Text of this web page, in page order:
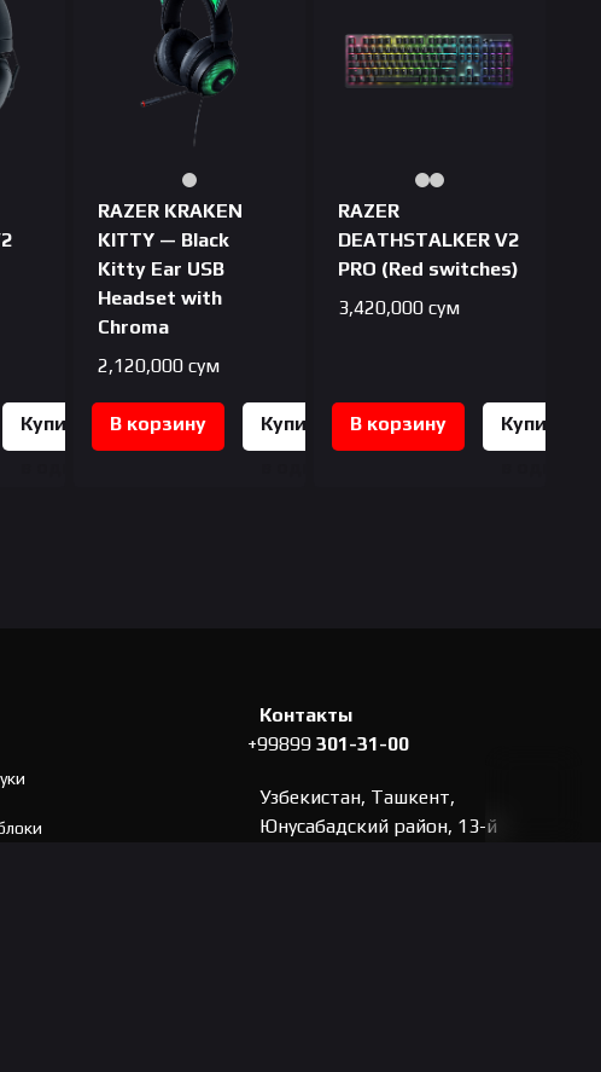
Купить
RAZER KRAKEN
KITTY — Black
Kitty Ear USB
Headset with
Chroma
2,120,000сум
В корзину
Купить
RAZER
DEATHSTALKER V2
PRO (Red switches)
3,420,000сум
В корзину
Купить
Контакты
+99899 301-31-00
Узбекистан, Ташкент,
Юнусабадский район, 13-й